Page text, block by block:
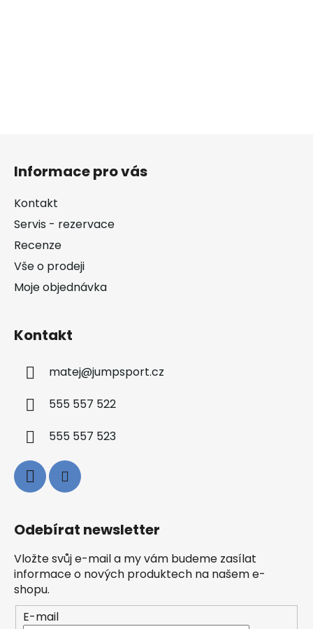
Informace pro vás
Kontakt
Servis - rezervace
Recenze
Vše o prodeji
Moje objednávka
Kontakt
matej@jumpsport.cz
555 557 522
555 557 523
Odebírat newsletter
Vložte svůj e-mail a my vám budeme zasílat
informace o nových produktech na našem e-
shopu.
E-mail